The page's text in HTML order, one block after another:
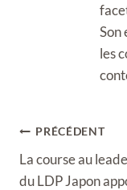
Son
les
Navigation
de
l’article
PRÉCÉDENT
La course au
du LDP Japon